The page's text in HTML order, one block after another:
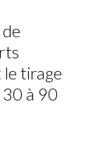
tirage
30 à 90